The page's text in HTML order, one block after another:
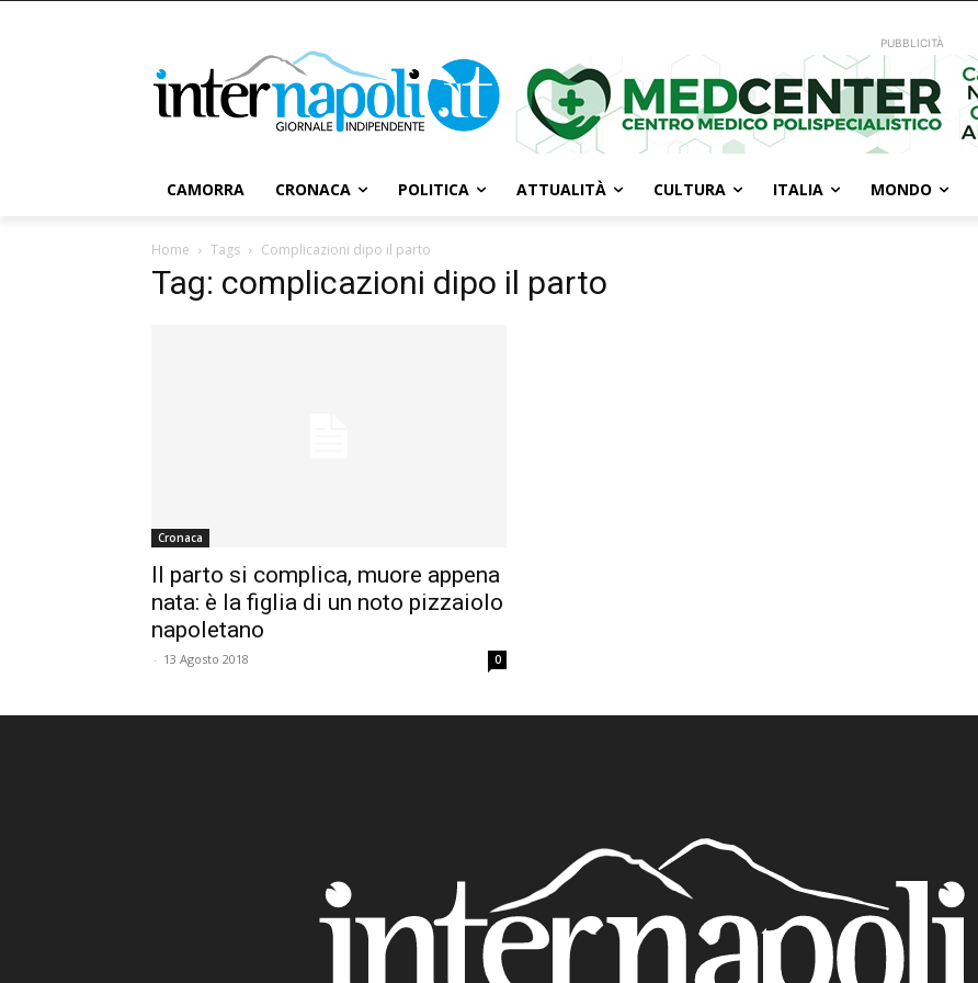
PUBBLICITÀ
CAMORRA CRONACA POLITICA ATTUALITÀ CULTURA ITALIA MONDO
Home Tags Complicazioni dipo il parto
Tag: complicazioni dipo il parto
Cronaca
Il parto si complica, muore appena
nata: è la figlia di un noto pizzaiolo
napoletano
- 13 Agosto 2018 0